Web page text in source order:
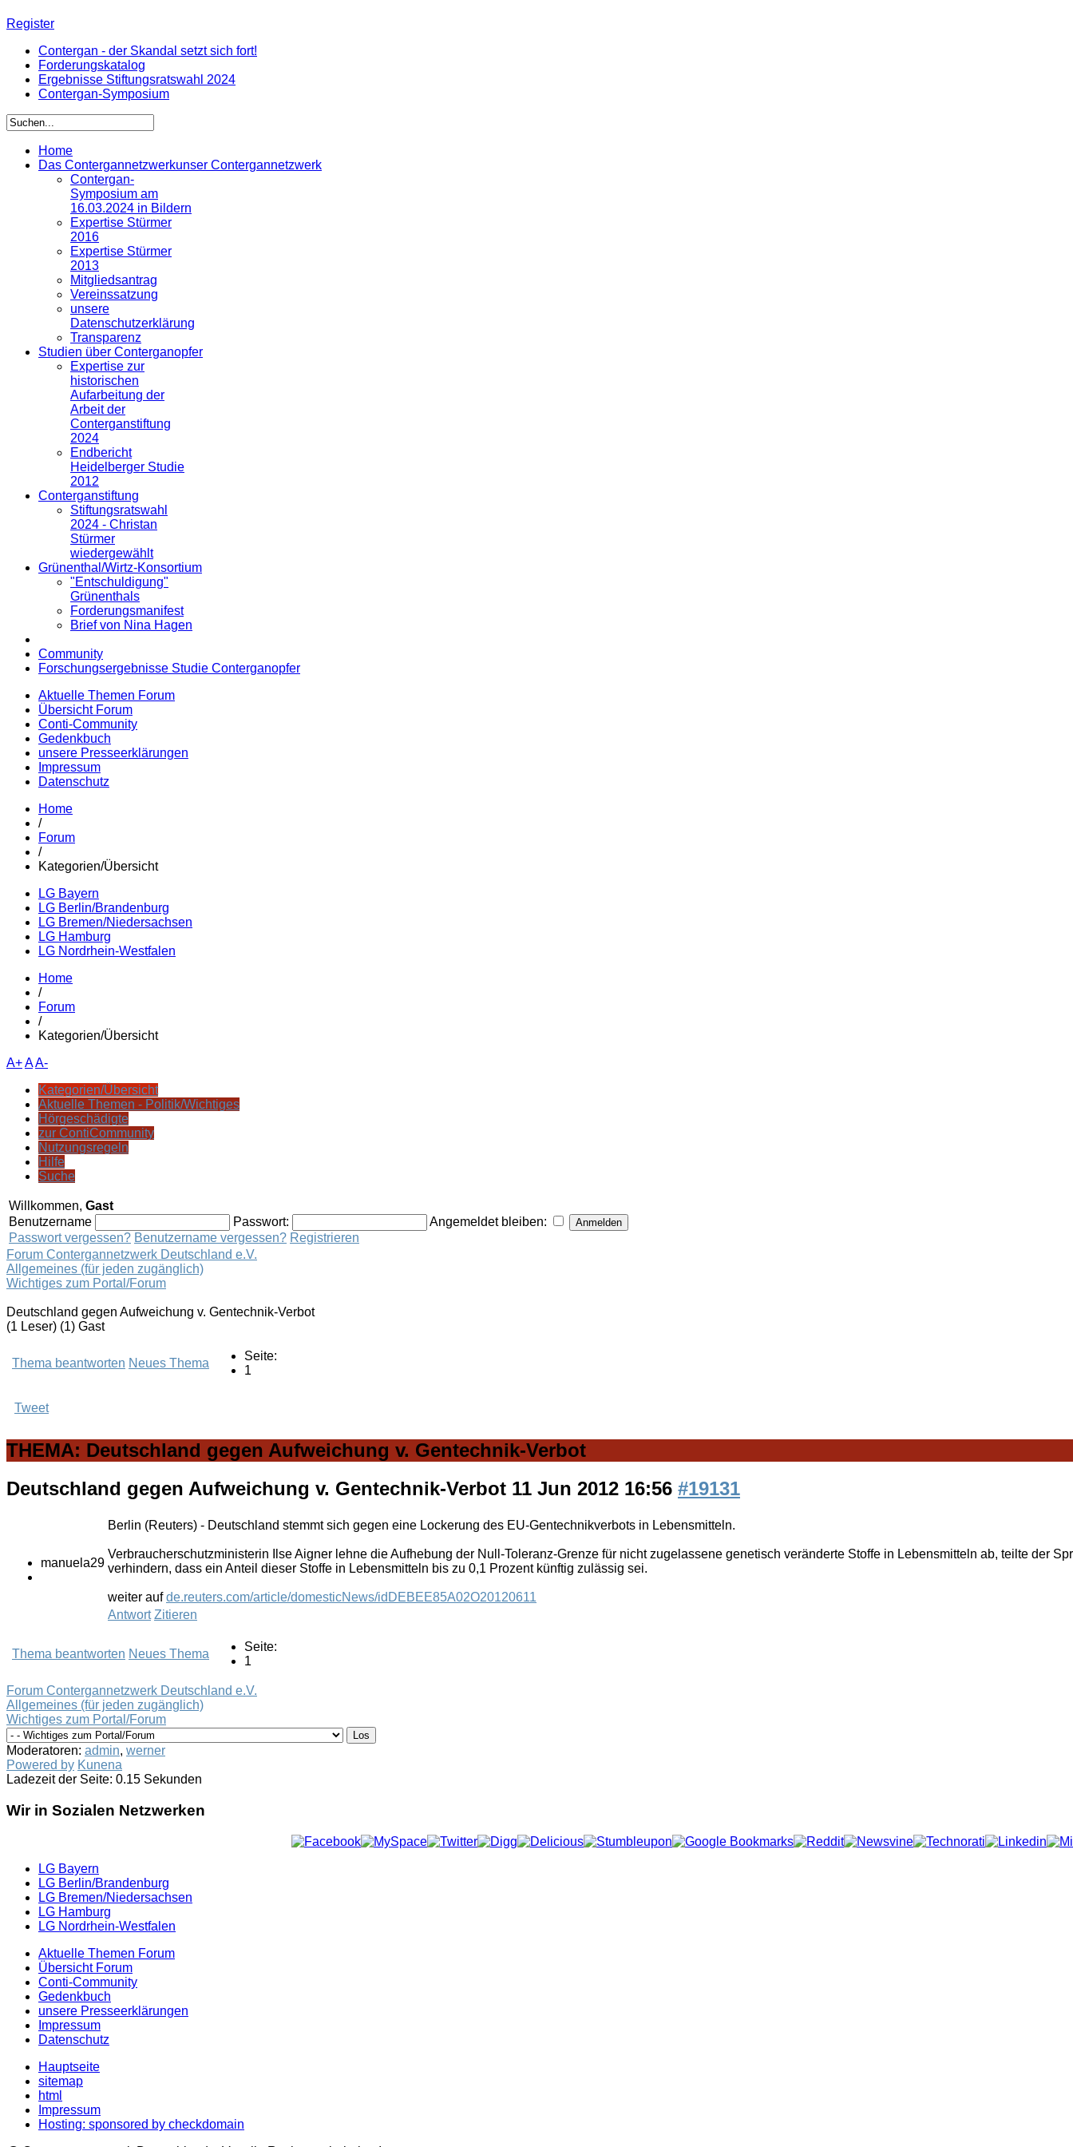
Register
Contergan - der Skandal setzt sich fort!
Forderungskatalog
Ergebnisse Stiftungsratswahl 2024
Contergan-Symposium
Home
Das Contergannetzwerkunser Contergannetzwerk
Contergan-
Symposium am
16.03.2024 in Bildern
Expertise Stürmer
2016
Expertise Stürmer
2013
Mitgliedsantrag
Vereinssatzung
unsere
Datenschutzerklärung
Transparenz
Studien über Conterganopfer
Expertise zur
historischen
Aufarbeitung der
Arbeit der
Conterganstiftung
2024
Endbericht
Heidelberger Studie
2012
Conterganstiftung
Stiftungsratswahl
2024 - Christan
Stürmer
wiedergewählt
Grünenthal/Wirtz-Konsortium
"Entschuldigung"
Grünenthals
Forderungsmanifest
Brief von Nina Hagen
Community
Forschungsergebnisse Studie Conterganopfer
Aktuelle Themen Forum
Übersicht Forum
Conti-Community
Gedenkbuch
unsere Presseerklärungen
Impressum
Datenschutz
Home
/
Forum
/
Kategorien/Übersicht
LG Bayern
LG Berlin/Brandenburg
LG Bremen/Niedersachsen
LG Hamburg
LG Nordrhein-Westfalen
Home
/
Forum
/
Kategorien/Übersicht
A+AA-
Kategorien/Übersicht
Aktuelle Themen - Politik/Wichtiges
Hörgeschädigte
zur ContiCommunity
Nutzungsregeln
Hilfe
Suche
Willkommen, Gast
Benutzername
Passwort:
Angemeldet bleiben:
Passwort vergessen? Benutzername vergessen? Registrieren
Forum Contergannetzwerk Deutschland e.V.
Allgemeines (für jeden zugänglich)
Wichtiges zum Portal/Forum
Deutschland gegen Aufweichung v. Gentechnik-Verbot
(1 Leser) (1) Gast
Thema beantworten Neues Thema
Seite:
1
Tweet
THEMA: Deutschland gegen Aufweichung v. Gentechnik-Verbot
Deutschland gegen Aufweichung v. Gentechnik-Verbot 11 Jun 2012 16:56 #19131
manuela29
Berlin (Reuters) - Deutschland stemmt sich gegen eine Lockerung des EU-Gentechnikverbots in Lebensmitteln.
Verbraucherschutzministerin Ilse Aigner lehne die Aufhebung der Null-Toleranz-Grenze für nicht zugelassene genetisch veränderte Stoffe in Lebensmitteln ab, teilte der
verhindern, dass ein Anteil dieser Stoffe in Lebensmitteln bis zu 0,1 Prozent künftig zulässig sei.
weiter aufde.reuters.com/article/domesticNews/idDEBEE85A02O20120611
Antwort Zitieren
Thema beantworten Neues Thema
Seite:
1
Forum Contergannetzwerk Deutschland e.V.
Allgemeines (für jeden zugänglich)
Wichtiges zum Portal/Forum
Moderatoren: admin, werner
Powered by Kunena
Ladezeit der Seite: 0.15 Sekunden
Wir in Sozialen Netzwerken
LG Bayern
LG Berlin/Brandenburg
LG Bremen/Niedersachsen
LG Hamburg
LG Nordrhein-Westfalen
Aktuelle Themen Forum
Übersicht Forum
Conti-Community
Gedenkbuch
unsere Presseerklärungen
Impressum
Datenschutz
Hauptseite
sitemap
html
Impressum
Hosting: sponsored by checkdomain